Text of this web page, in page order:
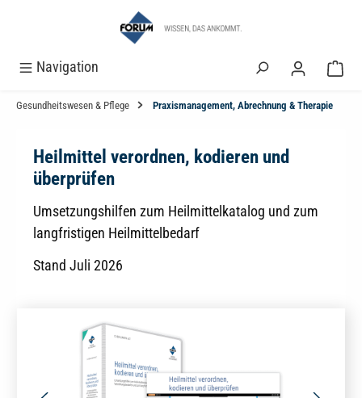
Navigation
Gesundheitswesen & Pflege Praxismanagement, Abrechnung & Therapie
Heilmittel verordnen, kodieren und
überprüfen
Umsetzungshilfen zum Heilmittelkatalog und zum
langfristigen Heilmittelbedarf
Stand Juli 2026